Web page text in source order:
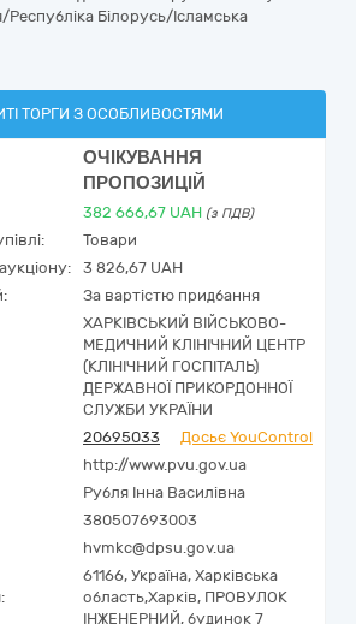
Республіка Білорусь/Ісламська
ТОРГИ З ОСОБЛИВОСТЯМИ
ОЧІКУВАННЯ
ПРОПОЗИЦІЙ
382 666,67 UAH (з ПДВ)
Товари
3 826,67 UAH
За вартістю придбання
ХАРКІВСЬКИЙ ВІЙСЬКОВО-
МЕДИЧНИЙ КЛІНІЧНИЙ ЦЕНТР
(КЛІНІЧНИЙ ГОСПІТАЛЬ)
ДЕРЖАВНОЇ ПРИКОРДОННОЇ
СЛУЖБИ УКРАЇНИ
20695033
Досьє YouControl
http://www.pvu.gov.ua
Рубля Інна Василівна
380507693003
hvmkc@dpsu.gov.ua
61166, Україна, Харківська
область,Харків, ПРОВУЛОК
ІНЖЕНЕРНИЙ, будинок 7